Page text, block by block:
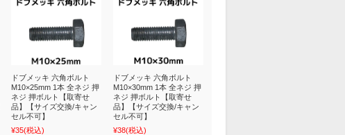
ドブメッキ 六角ボルト
M10×25mm 1本 全ネジ 押
ネジ 押ボルト【取寄せ
品】【サイズ交換/キャン
セル不可】
¥35(税込)
ドブメッキ 六角ボルト
M10×30mm 1本 全ネジ 押
ネジ 押ボルト【取寄せ
品】【サイズ交換/キャン
セル不可】
¥38(税込)